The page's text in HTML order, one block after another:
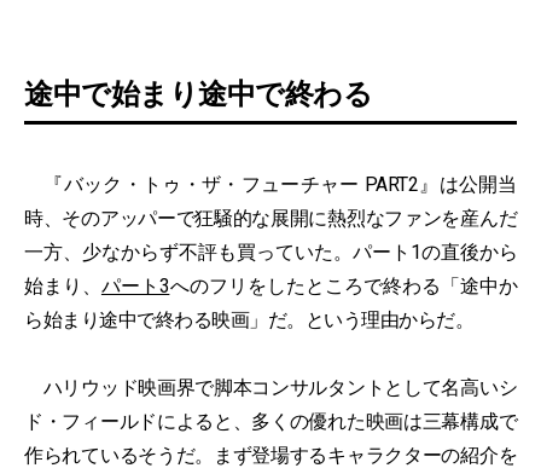
途中で始まり途中で終わる
『バック・トゥ・ザ・フューチャー PART2』は公開当
時、そのアッパーで狂騒的な展開に熱烈なファンを産んだ
一方、少なからず不評も買っていた。パート1の直後から
始まり、 パート3へのフリをしたところで終わる「途中か
ら始まり途中で終わる映画」だ。という理由からだ。
ハリウッド映画界で脚本コンサルタントとして名高いシ
ド・フィールドによると、多くの優れた映画は三幕構成で
作られているそうだ。まず登場するキャラクターの紹介を